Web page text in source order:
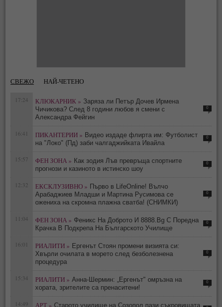
СВЕЖО НАЙ-ЧЕТЕНО
17:24 КЛЮКАРНИК » Заряза ли Петър Дочев Ирмена
Чичикова? След 8 години любов я смени с
Александра Фейгин
0
16:41 ПИКАНТЕРИИ » Видео издаде флирта им: Футболист
на "Локо" (Пд) заби чалгаджийката Ивайла
0
15:57 ФЕН ЗОНА » Как зодия Лъв превръща спортните
прогнози и казиното в истинско шоу
0
12:32 ЕКСКЛУЗИВНО » Първо в LifeOnline! Вълчо
Арабаджиев Младши и Мартина Русимова сe
oжениха на скромна плажна сватба! (СНИМКИ)
0
11:04 ФЕН ЗОНА » Феникс На Доброто И 8888.Bg С Поредна
Крачка В Подкрепа На Българското Училище
0
16:01 РИАЛИТИ » Ергенът Стоян промени визията си:
Хвърли очилата в морето след безболезнена
процедура
0
15:34 РИАЛИТИ » Анна-Шермин: „Ергенът" омръзна на
хората, зрителите са пренаситени!
0
14:49 АРТ » Старото училище на Созопол пази съкровищата